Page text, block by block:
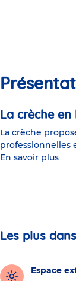
La crèche en
La crèche
professionnelles
En savoir plus
Les plus
Espace